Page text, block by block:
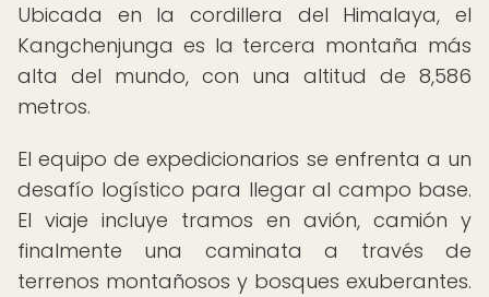
Ubicada en la cordillera del Himalaya, el
Kangchenjunga es la tercera montaña más
alta del mundo, con una altitud de 8,586
metros.
El equipo de expedicionarios se enfrenta a un
desafío logístico para llegar al campo base.
El viaje incluye tramos en avión, camión y
finalmente una caminata a través de
terrenos montañosos y bosques exuberantes.